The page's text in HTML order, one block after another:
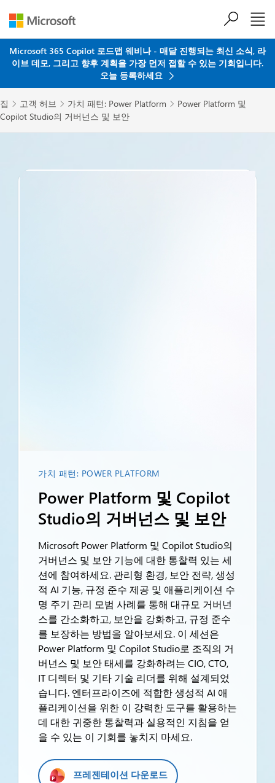
Microsoft 365 Copilot 로드맵 웨비나 - 매달 진행되는 최신 소식, 라
이브 데모, 그리고 향후 계획을 가장 먼저 접할 수 있는 기회입니다.
오늘 등록하세요
집  고객 허브  가치 패턴: Power Platform 
Power Platform 및
Copilot Studio의 거버넌스 및 보안
가치 패턴: POWER PLATFORM
Power Platform 및 Copilot
Studio의 거버넌스 및 보안
Microsoft Power Platform 및 Copilot Studio의
거버넌스 및 보안 기능에 대한 통찰력 있는 세
션에 참여하세요. 관리형 환경, 보안 전략, 생성
적 AI 기능, 규정 준수 제공 및 애플리케이션 수
명 주기 관리 모범 사례를 통해 대규모 거버넌
스를 간소화하고, 보안을 강화하고, 규정 준수
를 보장하는 방법을 알아보세요. 이 세션은
Power Platform 및 Copilot Studio로 조직의 거
버넌스 및 보안 태세를 강화하려는 CIO, CTO,
IT 디렉터 및 기타 기술 리더를 위해 설계되었
습니다. 엔터프라이즈에 적합한 생성적 AI 애
플리케이션을 위한 이 강력한 도구를 활용하는
데 대한 귀중한 통찰력과 실용적인 지침을 얻
을 수 있는 이 기회를 놓치지 마세요.
프레젠테이션 다운로드